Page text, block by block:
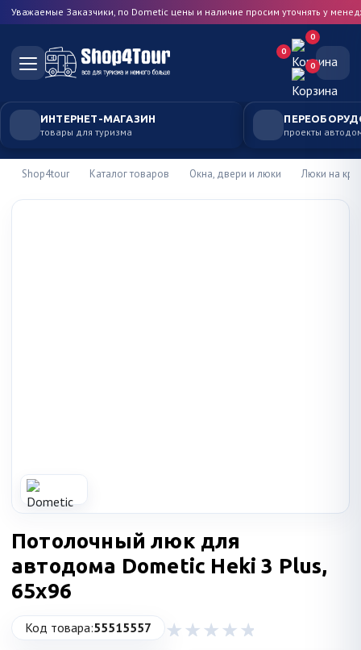
Уважаемые Заказчики, по Dometic цены и наличие просим уточнять у
0
0
0
ИНТЕРНЕТ-МАГАЗИН
товары для туризма проекты
Shop4tour Каталог товаров Окна, двери и люки Люки на
Потолочный люк для
автодома Dometic Heki 3 Plus,
65x96
Код товара:55515557